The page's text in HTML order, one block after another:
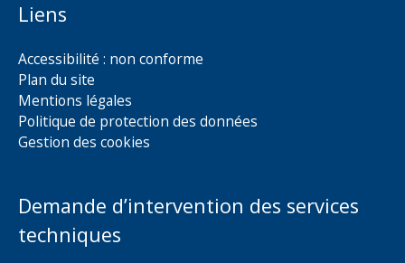
Liens
Accessibilité : non conforme
Plan du site
Mentions légales
Politique de protection des données
Gestion des cookies
Demande d’intervention des services
techniques